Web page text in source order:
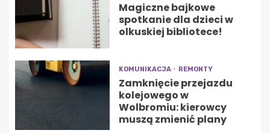
Magiczne bajkowe
spotkanie dla dzieci w
olkuskiej bibliotece!
KOMUNIKACJA REMONTY
Zamknięcie przejazdu
kolejowego w
Wolbromiu: kierowcy
muszą zmienić plany